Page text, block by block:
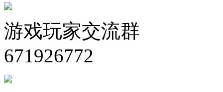
游戏玩家交流群
671926772